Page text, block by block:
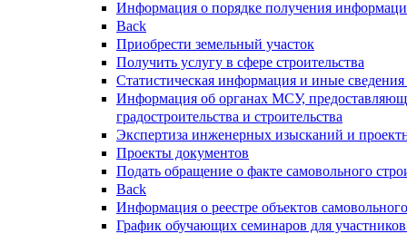
Информация о порядке получения
Back
Приобрести земельный участок
Получить услугу в сфере строительства
Статистическая информация и иные сведения
Информация об органах МСУ,
градостроительства и строительства
Экспертиза инженерных изысканий и
Проекты документов
Подать обращение о факте самовольного
Back
Информация о реестре объектов
График обучающих семинаров для участников